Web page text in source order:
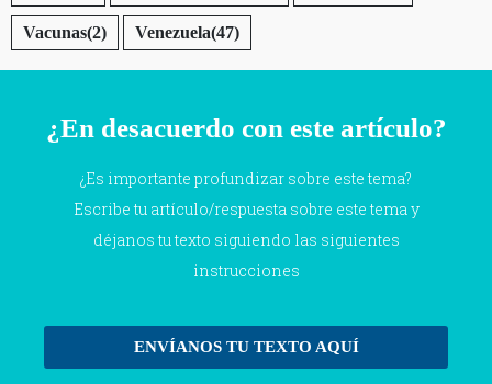
Vacunas(2) Venezuela(47)
¿En desacuerdo con este artículo?
¿Es importante profundizar sobre este tema?
Escribe tu artículo/respuesta sobre este tema y
déjanos tu texto siguiendo las siguientes
instrucciones
ENVÍANOS TU TEXTO AQUÍ